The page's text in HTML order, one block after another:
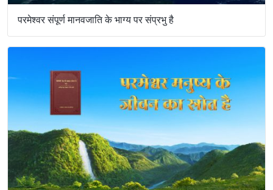
परमेश्वर संपूर्ण मानवजाति के भाग्य पर संप्रभु है